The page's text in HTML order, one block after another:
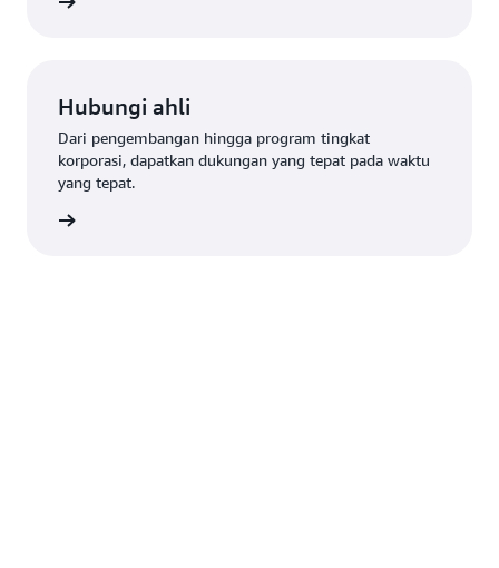
Hubungi ahli
Dari pengembangan hingga program tingkat
korporasi, dapatkan dukungan yang tepat pada waktu
yang tepat.